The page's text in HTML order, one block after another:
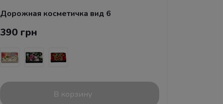
Дорожная косметичка вид 6
390 грн
В корзину